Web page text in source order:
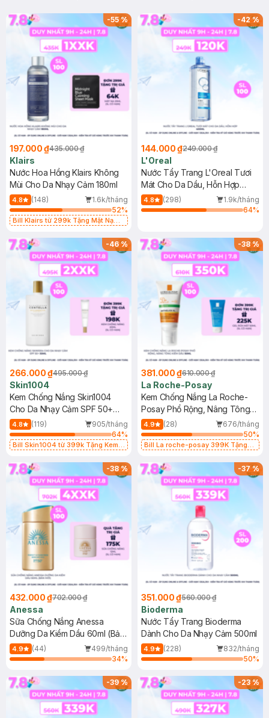
-55%
197.000 ₫435.000 ₫
Klairs
Nước Hoa Hồng Klairs Không
Mùi Cho Da Nhạy Cảm 180ml
4.8 (148)
1.6k/tháng
52%
Bill Klairs từ 299k Tặng Mặt Nạ
25ml (SL Có Hạn)
-42%
144.000 ₫249.000 ₫
L'Oreal
Nước Tẩy Trang L'Oreal Tươi
Mát Cho Da Dầu, Hỗn Hợp
400ml
4.8 (298)
1.9k/tháng
64%
-46%
266.000 ₫495.000 ₫
Skin1004
Kem Chống Nắng Skin1004
Cho Da Nhạy Cảm SPF 50+
50ml
4.8 (119)
905/tháng
64%
Bill Skin1004 từ 399k Tặng Kem
SPF 50+ 20ml (SL Có Hạn)
-38%
381.000 ₫610.000 ₫
La Roche-Posay
Kem Chống Nắng La Roche-
Posay Phổ Rộng, Nâng Tông
Kiềm Dầu 50ml
4.9 (28)
676/tháng
50%
Bill La roche-posay 399K Tặng
(SL có hạn)
-38%
432.000 ₫702.000 ₫
Anessa
Sữa Chống Nắng Anessa
Dưỡng Da Kiềm Dầu 60ml (Bản
Mới)
4.9 (44)
499/tháng
34%
-37%
351.000 ₫560.000 ₫
Bioderma
Nước Tẩy Trang Bioderma
Dành Cho Da Nhạy Cảm 500ml
4.9 (228)
832/tháng
50%
-39% -23%